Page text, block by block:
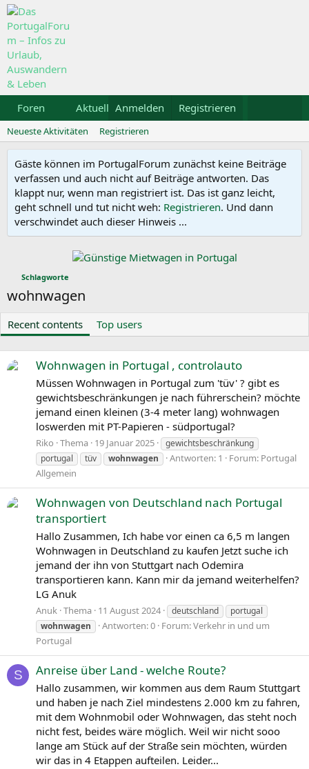
Foren Aktuelles Galerie Kalender
Anmelden Registrieren
Neueste Aktivitäten Registrieren
Gäste können im PortugalForum zunächst keine Beiträge
verfassen und auch nicht auf Beiträge antworten. Das
klappt nur, wenn man registriert ist. Das ist ganz leicht,
geht schnell und tut nicht weh: Registrieren. Und dann
verschwindet auch dieser Hinweis ...
Schlagworte
wohnwagen
Recent contents Top users
Wohnwagen in Portugal , controlauto
Müssen Wohnwagen in Portugal zum 'tüv' ? gibt es
gewichtsbeschränkungen je nach führerschein? möchte
jemand einen kleinen (3-4 meter lang) wohnwagen
loswerden mit PT-Papieren - südportugal?
Riko Thema 19 Januar 2025
gewichtsbeschränkung
portugal
tüv wohnwagen Antworten: 1 Forum: Portugal
Allgemein
Wohnwagen von Deutschland nach Portugal
transportiert
Hallo Zusammen, Ich habe vor einen ca 6,5 m langen
Wohnwagen in Deutschland zu kaufen Jetzt suche ich
jemand der ihn von Stuttgart nach Odemira
transportieren kann. Kann mir da jemand weiterhelfen?
LG Anuk
Anuk Thema 11 August 2024 deutschland
portugal
wohnwagen
Antworten: 0 Forum:Verkehr in und um
Portugal
S Anreise über Land - welche Route?
Hallo zusammen, wir kommen aus dem Raum Stuttgart
und haben je nach Ziel mindestens 2.000 km zu fahren,
mit dem Wohnmobil oder Wohnwagen, das steht noch
nicht fest, beides wäre möglich. Weil wir nicht sooo
lange am Stück auf der Straße sein möchten, würden
wir das in 4 Etappen aufteilen. Leider...